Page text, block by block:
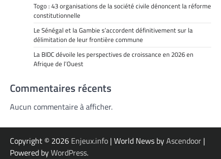
Togo : 43 organisations de la société civile dénoncent la réforme
constitutionnelle
Le Sénégal et la Gambie s’accordent définitivement sur la
délimitation de leur frontière commune
La BIDC dévoile les perspectives de croissance en 2026 en
Afrique de l’Ouest
Commentaires récents
Aucun commentaire à afficher.
Copyright © 2026 Enjeux.info | World News byAscendoor |
Powered byWordPress.